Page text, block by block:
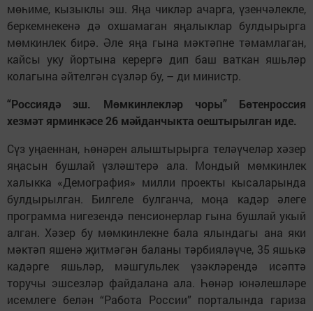
мөһиме, кызыклы эш. Яңа чикләр ачарга, үзенчәлекле,
беркемнекенә дә охшамаган яңалыклар булдырырга
мөмкинлек бирә. Әле яңа гына мәктәпне тәмамлаган,
кайсы уку йортына керергә дип баш ваткан яшьләр
колагына әйтелгән сүзләр бу, – ди министр.
“Россиядә эш. Мөмкинлекләр чоры” Бөтенроссия
хезмәт ярминкәсе 26 мәйданчыкта оештырылган иде.
Сүз уңаеннан, һөнәрен алыштырырга теләүчеләр хәзер
яңасын бушлай үзләштерә ала. Мондый мөмкинлек
халыкка «Демография» милли проекты кысаларында
булдырылган. Билгеле булганча, моңа кадәр әлеге
программа нигезендә пенсионерлар гына бушлай укый
алган. Хәзер бу мөмкинлекне бала ялындагы ана яки
мәктәп яшенә җитмәгән баланы тәрбияләүче, 35 яшькә
кадәрге яшьләр, мәшгульлек үзәкләрендә исәптә
торучы эшсезләр файдалана ала. Һөнәр юнәлешләре
исемлеге белән “Работа России” порталында гариза